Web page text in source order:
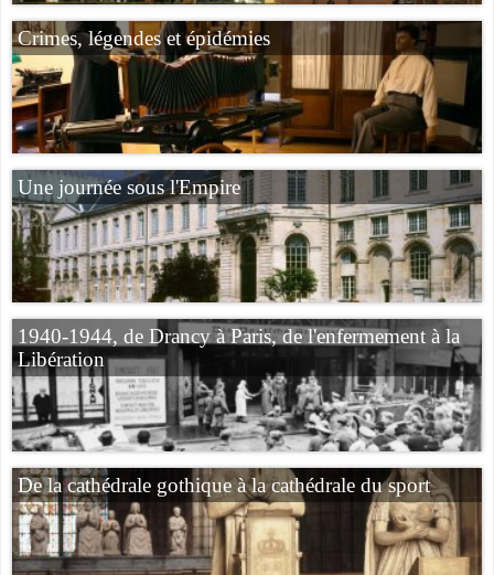
Crimes, légendes et épidémies
Une journée sous l'Empire
1940-1944, de Drancy à Paris, de l'enfermement à la
Libération
De la cathédrale gothique à la cathédrale du sport